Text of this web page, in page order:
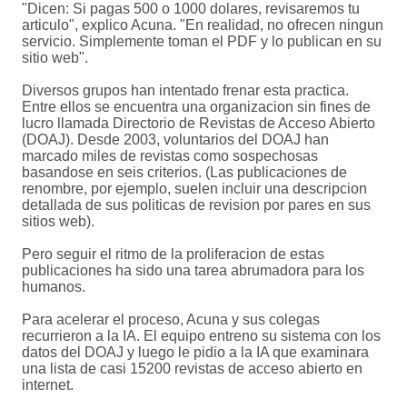
"Dicen: Si pagas 500 o 1000 dolares, revisaremos tu
articulo", explico Acuna. "En realidad, no ofrecen ningun
servicio. Simplemente toman el PDF y lo publican en su
sitio web".
Diversos grupos han intentado frenar esta practica.
Entre ellos se encuentra una organizacion sin fines de
lucro llamada Directorio de Revistas de Acceso Abierto
(DOAJ). Desde 2003, voluntarios del DOAJ han
marcado miles de revistas como sospechosas
basandose en seis criterios. (Las publicaciones de
renombre, por ejemplo, suelen incluir una descripcion
detallada de sus politicas de revision por pares en sus
sitios web).
Pero seguir el ritmo de la proliferacion de estas
publicaciones ha sido una tarea abrumadora para los
humanos.
Para acelerar el proceso, Acuna y sus colegas
recurrieron a la IA. El equipo entreno su sistema con los
datos del DOAJ y luego le pidio a la IA que examinara
una lista de casi 15200 revistas de acceso abierto en
internet.